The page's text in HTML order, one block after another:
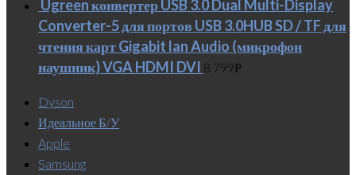
Ugreen конвертер USB 3.0 Dual Multi-Display
Converter-5 для портов USB 3.0HUB SD / TF для
чтения карт Gigabit lan Audio (микрофон
наушник) VGA HDMI DVI 8 799Р
Dyson
Идеальное Б/У
Apple
Samsung